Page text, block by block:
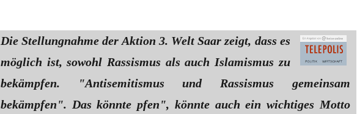
Die Stellungnahme der Aktion 3. Welt Saar zeigt, dass es
möglich ist, sowohl Rassismus als auch Islamismus zu
bekämpfen. "Antisemitismus und Rassismus gemeinsam
bekämpfen". Das könnte pfen", könnte auch ein wichtiges Motto